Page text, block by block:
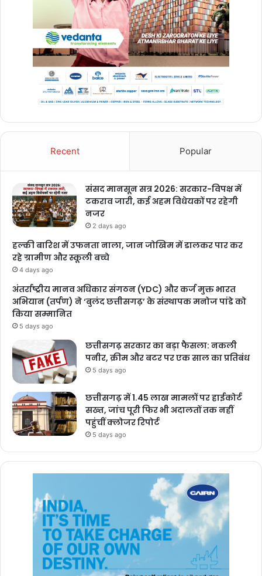
Recent Popular
संसद मानसून सत्र 2026: सरकार-विपक्ष में
टकराव जारी, कई अहम विधेयकों पर रहेगी
नजर
2 days ago
हल्की बारिश में उफनता नाला, जान जोखिम में डालकर पार कर
रहे ग्रामीण और स्कूली बच्चे
4 days ago
अंतर्राष्ट्रीय मानव अधिकार संगठन (YDC) और कर्ज मुक्त भारत
अभियान (तर्पण) ने ‘बुलंद छत्तीसगढ़’ के संस्थापक मनोज पांडे को
किया सम्मानित
5 days ago
छत्तीसगढ़ सरकार का बड़ा फैसला: नकली
पनीर, क्रीम और बटर पर एक साल का प्रतिबंध
5 days ago
छत्तीसगढ़ में 1.45 लाख मामलों पर हाईकोर्ट
सख्त, जांच पूरी फिर भी अदालतों तक नहीं
पहुंचीं क्लोजर रिपोर्ट
5 days ago